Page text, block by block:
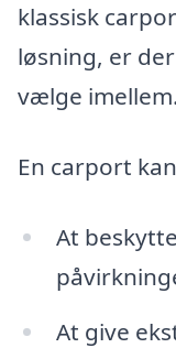
klassisk
løsning, er
vælge imellem.
En carport
At
At give